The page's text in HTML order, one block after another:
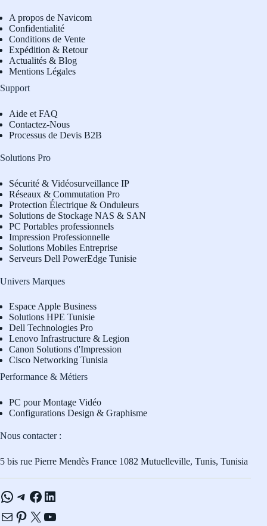
A propos de Navicom
Confidentialité
Conditions de Vente
Expédition & Retour
Actualités & Blog
Mentions Légales
Support
Aide et FAQ
Contactez-Nous
Processus de Devis B2B
Solutions Pro
Sécurité & Vidéosurveillance IP
Réseaux & Commutation Pro
Protection Électrique & Onduleurs
Solutions de Stockage NAS & SAN
PC Portables professionnels
Impression Professionnelle
Solutions Mobiles Entreprise
Serveurs Dell PowerEdge Tunisie
Univers Marques
Espace Apple Business
Solutions HPE Tunisie
Dell Technologies Pro
Lenovo Infrastructure & Legion
Canon Solutions d'Impression
Cisco Networking Tunisia
Performance & Métiers
PC pour Montage Vidéo
Configurations Design & Graphisme
Nous contacter :
5 bis rue Pierre Mendès France 1082 Mutuelleville, Tunis, Tunisia
WhatsApp
Telegram
Facebook
LinkedIn
E-mailPinterest
X YouTube